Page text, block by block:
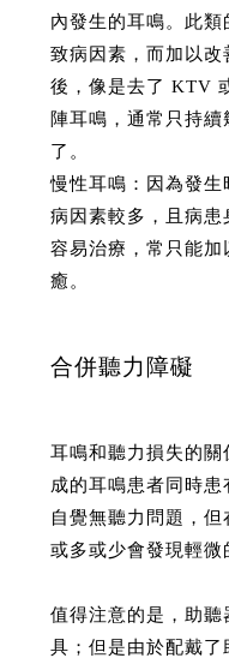
內發生的耳鳴。此
致病因素，而加以
後，像是去了 KTV
陣耳鳴，通常只持
了。
慢性耳鳴：因為發
病因素較多，且病
容易治療，常只能
癒。
合併聽力障礙
耳鳴和聽力損失的關
成的耳鳴患者同時
自覺無聽力問題，
或多或少會發現輕微
值得注意的是，助
具；但是由於配戴